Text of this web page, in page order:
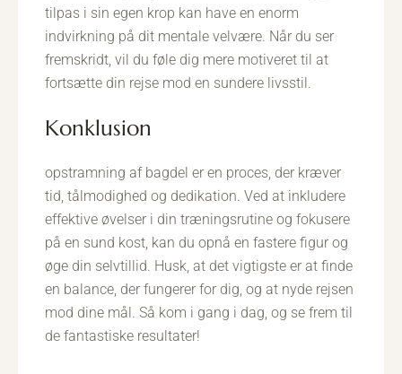
tilpas i sin egen krop kan have en enorm
indvirkning på dit mentale velvære. Når du ser
fremskridt, vil du føle dig mere motiveret til at
fortsætte din rejse mod en sundere livsstil.
konklusion
opstramning af bagdel er en proces, der kræver
tid, tålmodighed og dedikation. Ved at inkludere
effektive øvelser i din træningsrutine og fokusere
på en sund kost, kan du opnå en fastere figur og
øge din selvtillid. Husk, at det vigtigste er at finde
en balance, der fungerer for dig, og at nyde rejsen
mod dine mål. Så kom i gang i dag, og se frem til
de fantastiske resultater!